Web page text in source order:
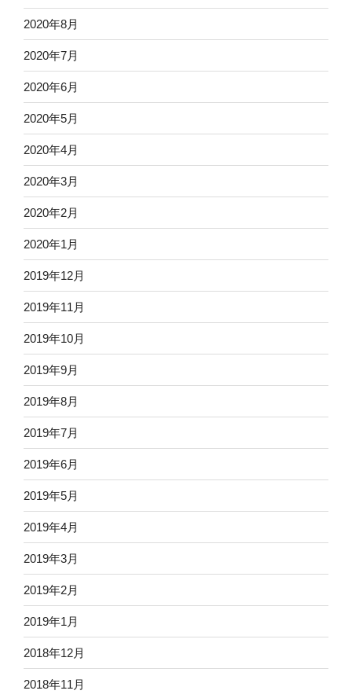
2020年8月
2020年7月
2020年6月
2020年5月
2020年4月
2020年3月
2020年2月
2020年1月
2019年12月
2019年11月
2019年10月
2019年9月
2019年8月
2019年7月
2019年6月
2019年5月
2019年4月
2019年3月
2019年2月
2019年1月
2018年12月
2018年11月